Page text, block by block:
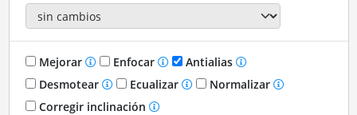
Mejorar Enfocar
Antialias
Desmotear
Ecualizar
Normalizar
Corregir inclinación